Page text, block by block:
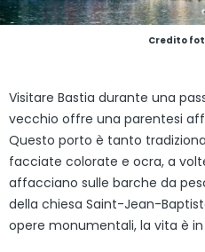
Credito
Visitare Bastia durante una
vecchio offre una parentesi
Questo porto è tanto
facciate colorate e ocra, a
affacciano sulle barche da
della chiesa Saint-Jean-
opere monumentali, la vita è